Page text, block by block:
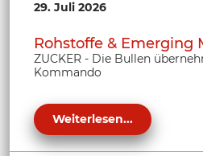
29. Juli 2026
Rohstoffe & Emerging
ZUCKER - Die Bullen
Kommando
Weiterlesen...